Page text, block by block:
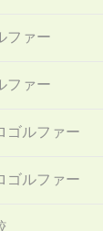
ファー
ファー
ゴルファー
ゴルファー